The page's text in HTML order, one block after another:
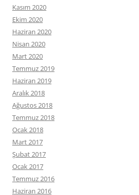
Kasım 2020
Ekim 2020
Haziran 2020
Nisan 2020
Mart 2020
Temmuz 2019
Haziran 2019
Aralık 2018
Ağustos 2018
Temmuz 2018
Ocak 2018
Mart 2017
Şubat 2017
Ocak 2017
Temmuz 2016
Haziran 2016